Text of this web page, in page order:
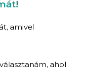
amivel
ahol